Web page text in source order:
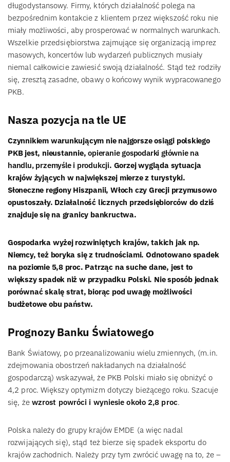
długodystansowy. Firmy, których działalność polega na
bezpośrednim kontakcie z klientem przez większość roku nie
miały możliwości, aby prosperować w normalnych warunkach.
Wszelkie przedsiębiorstwa zajmujące się organizacją imprez
masowych, koncertów lub wydarzeń publicznych musiały
niemal całkowicie zawiesić swoją działalność. Stąd też rodziły
się, zresztą zasadne, obawy o końcowy wynik wypracowanego
PKB.
Nasza pozycja na tle UE
Czynnikiem warunkującym nie najgorsze osiągi polskiego
PKB jest, nieustannie,opieranie gospodarki głównie na
handlu, przemyśle i produkcji. Gorzej wygląda sytuacja
krajów żyjących w największej mierze z turystyki.
Słoneczne regiony Hiszpanii, Włoch czy Grecji przymusowo
opustoszały. Działalność licznych przedsiębiorców do dziś
znajduje się na granicy bankructwa.
Gospodarka wyżej rozwiniętych krajów, takich jak np.
Niemcy, też boryka się z trudnościami. Odnotowano spadek
na poziomie 5,8 proc. Patrząc na suche dane, jest to
większy spadek niż w przypadku Polski. Nie sposób jednak
porównać skalę strat, biorąc pod uwagę możliwości
budżetowe obu państw.
Prognozy Banku Światowego
Bank Światowy, po przeanalizowaniu wielu zmiennych, (m.in.
zdejmowania obostrzeń nakładanych na działalność
gospodarczą) wskazywał, że PKB Polski miało się obniżyć o
4,2 proc. Większy optymizm dotyczy bieżącego roku. Szacuje
się, że wzrost powróci i wyniesie około 2,8 proc.
Polska należy do grupy krajów EMDE (a więc nadal
rozwijających się), stąd też bierze się spadek eksportu do
krajów zachodnich. Należy przy tym zwrócić uwagę na to, że –